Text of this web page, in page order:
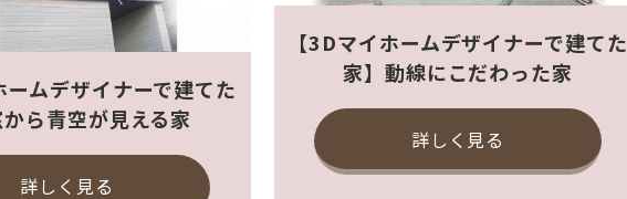
ームデザイナーで建てた
ら青空が見える家
詳しく見る
【3Dマイホームデザイナーで建てた
家】動線にこだわった家
詳しく見る